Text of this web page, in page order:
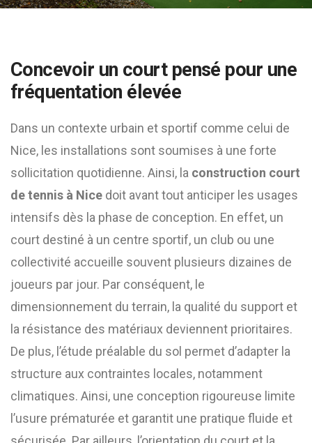
Concevoir un court pensé pour une
fréquentation élevée
Dans un contexte urbain et sportif comme celui de
Nice, les installations sont soumises à une forte
sollicitation quotidienne. Ainsi, la construction court
de tennis à Nice doit avant tout anticiper les usages
intensifs dès la phase de conception. En effet, un
court destiné à un centre sportif, un club ou une
collectivité accueille souvent plusieurs dizaines de
joueurs par jour. Par conséquent, le
dimensionnement du terrain, la qualité du support et
la résistance des matériaux deviennent prioritaires.
De plus, l’étude préalable du sol permet d’adapter la
structure aux contraintes locales, notamment
climatiques. Ainsi, une conception rigoureuse limite
l’usure prématurée et garantit une pratique fluide et